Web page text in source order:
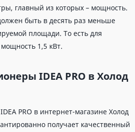
главный из которых – мощность.
быть в десять раз меньше
площади. То есть для
1,5 кВт.
IDEA PRO в Холод
PRO в интернет-магазине Холод
получает качественный